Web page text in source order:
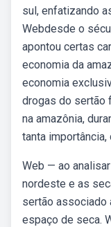
sul, enfatizando
Webdesde o
apontou certas
economia da
economia
drogas do sertão
na amazônia,
tanta
Web — ao
nordeste e as
sertão associado
espaço de seca.